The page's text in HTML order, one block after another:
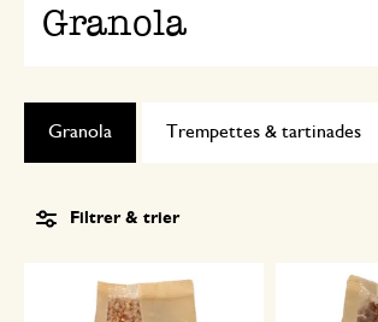
Granola
Trempettes & tartinades
Granola
Filtrer & trier